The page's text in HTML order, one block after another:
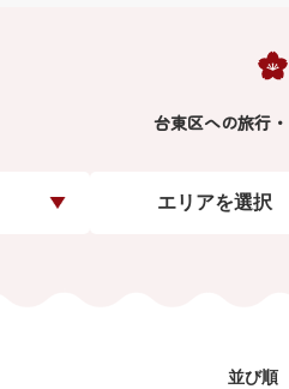
台東区への旅行
エリアを選択
並び順